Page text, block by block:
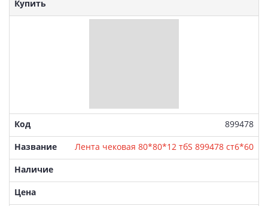
Артикул:
899478
Лента чековая 80*80*12 тбS 899478 ст6*60